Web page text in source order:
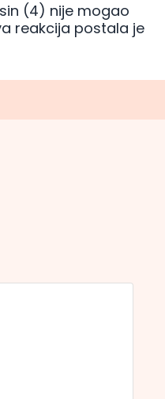
(4) nije mogao
reakcija postala je